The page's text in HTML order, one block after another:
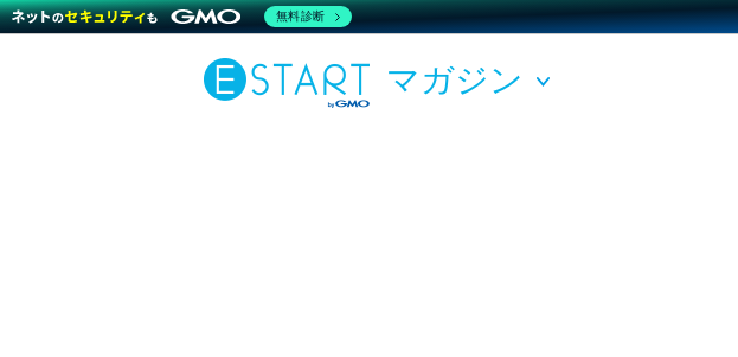
マガジン
無料診断